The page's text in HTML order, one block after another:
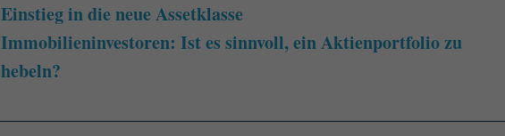
Einstieg in die neue Assetklasse
Immobilieninvestoren: Ist es sinnvoll, ein Aktienportfolio zu
hebeln?